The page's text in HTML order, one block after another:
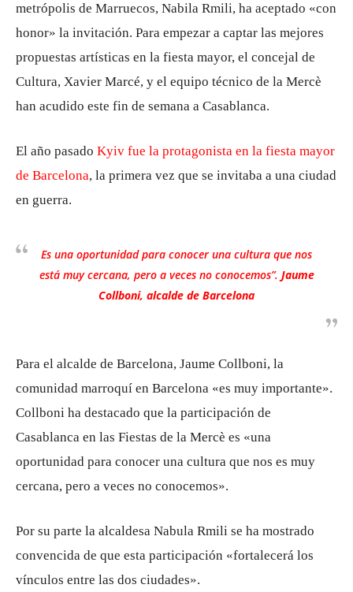
metrópolis de Marruecos, Nabila Rmili, ha aceptado «con
honor» la invitación. Para empezar a captar las mejores
propuestas artísticas en la fiesta mayor, el concejal de
Cultura, Xavier Marcé, y el equipo técnico de la Mercè
han acudido este fin de semana a Casablanca.
El año pasado Kyiv fue la protagonista en la fiesta mayor
de Barcelona, ​​la primera vez que se invitaba a una ciudad
en guerra.
Es una oportunidad para conocer una cultura que nos
está muy cercana, pero a veces no conocemos”. Jaume
Collboni, alcalde de Barcelona
Para el alcalde de Barcelona, ​​Jaume Collboni, la
comunidad marroquí en Barcelona «es muy importante».
Collboni ha destacado que la participación de
Casablanca en las Fiestas de la Mercè es «una
oportunidad para conocer una cultura que nos es muy
cercana, pero a veces no conocemos».
Por su parte la alcaldesa Nabula Rmili se ha mostrado
convencida de que esta participación «fortalecerá los
vínculos entre las dos ciudades».